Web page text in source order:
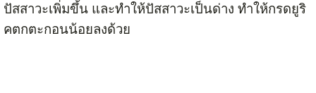
ปัสสาวะเพิ่มขึ้น และทำให้ปัสสาวะเป็นด่าง ทำให้กรดยูริ
คตกตะกอนน้อยลงด้วย